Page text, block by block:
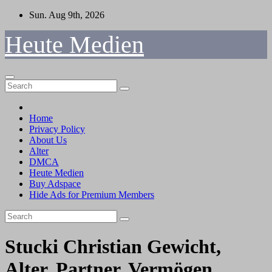
Skip
content
Sun. Aug 9th, 2026
Heute Medien
Home
Privacy Policy
About Us
Alter
DMCA
Heute Medien
Buy Adspace
Hide Ads for Premium Members
Stucki Christian Gewicht,